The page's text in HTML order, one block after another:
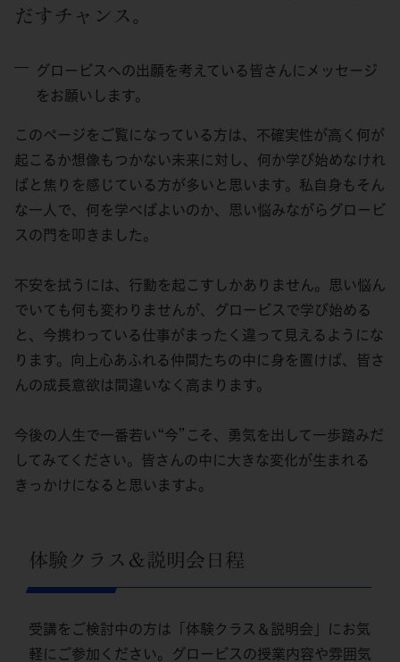
だすチャンス。
グロービスへの出願を考えている皆さんにメッセージ
をお願いします。
このページをご覧になっている方は、不確実性が高く何が
起こるか想像もつかない未来に対し、何か学び始めなけれ
ばと焦りを感じている方が多いと思います。私自身もそん
な一人で、何を学べばよいのか、思い悩みながらグロービ
スの門を叩きました。
不安を拭うには、行動を起こすしかありません。思い悩ん
でいても何も変わりませんが、グロービスで学び始める
と、今携わっている仕事がまったく違って見えるようにな
ります。向上心あふれる仲間たちの中に身を置けば、皆さ
んの成長意欲は間違いなく高まります。
今後の人生で一番若い“今”こそ、勇気を出して一歩踏みだ
してみてください。皆さんの中に大きな変化が生まれる
きっかけになると思いますよ。
体験クラス＆説明会日程
受講をご検討中の方は「体験クラス＆説明会」にお気
軽にご参加ください。グロービスの授業内容や雰囲気